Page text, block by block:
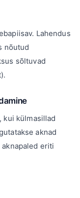
Lahendus
nõutud
sõltuvad
kui külmasillad
aknad
eriti